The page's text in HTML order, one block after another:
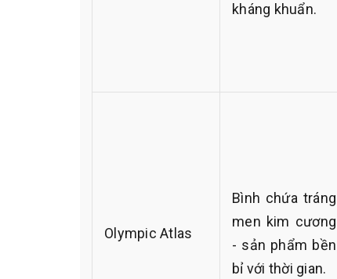
kháng khuẩn.
Olympic Atlas
Bình chứa tráng
men kim cương
- sản phẩm bền
bỉ với thời gian.